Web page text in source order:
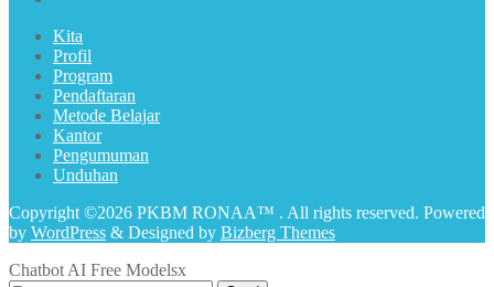
Kita
Profil
Program
Pendaftaran
Metode Belajar
Kantor
Pengumuman
Unduhan
Copyright ©2026 PKBM RONAA™ . All rights reserved. Powered
by WordPress & Designed by Bizberg Themes
Chatbot AI Free Modelsx